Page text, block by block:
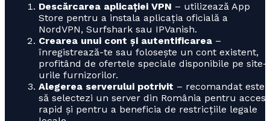
Descărcarea aplicației VPN – utilizează App
Store pentru a instala aplicația oficială a
NordVPN, Surfshark sau IPVanish.
Crearea unui cont și autentificarea –
înregistrează-te sau folosește un cont existent,
profitând de ofertele speciale disponibile pe site-
urile furnizorilor.
Alegerea serverului potrivit – recomandat este
să selectezi un server din România pentru acces
rapid și pentru a beneficia de restricțiile legale